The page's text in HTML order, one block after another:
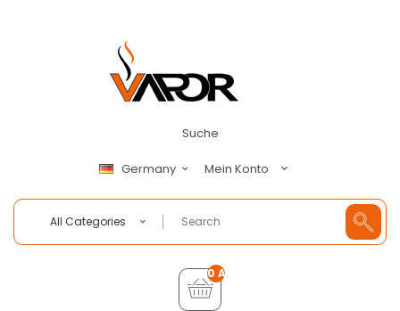
Suche
Germany Mein Konto
All Categories
0 Artikel - €0,00